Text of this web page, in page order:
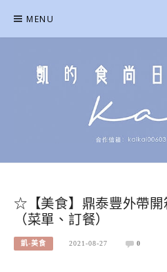
content
MENU
☆【美食】鼎泰豐外帶開
（菜單、訂餐）
凱-美食 2021-08-27 0